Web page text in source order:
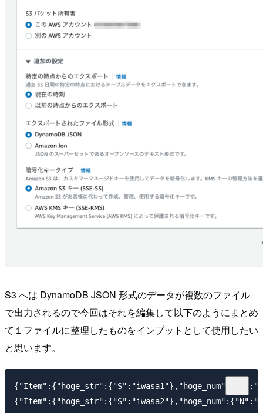
S3 へは DynamoDB JSON 形式のデータが複数のファイル
で出力されるので今回はそれを編集して以下のようにまとめ
て１ファイルに整理したものをインプットとして使用したい
と思います。